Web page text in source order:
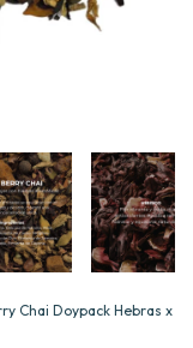
Chai Doypack Hebras x